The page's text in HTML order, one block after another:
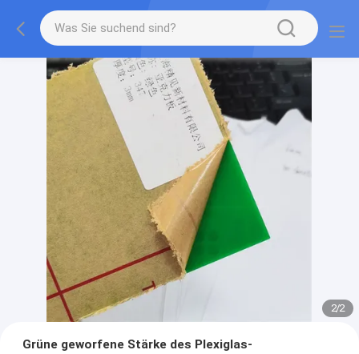
2/2
Grüne geworfene Stärke des Plexiglas-